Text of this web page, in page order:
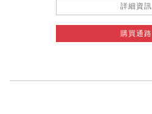
詳細資訊
購買通路